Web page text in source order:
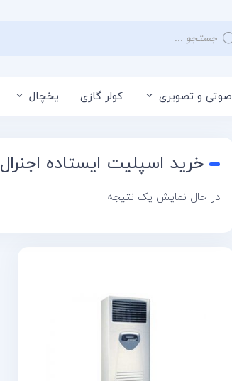
صوتی و تصویری کولر گازی یخچال
خرید اسپلیت ایستاده اجنرال
در حال نمایش یک نتیجه